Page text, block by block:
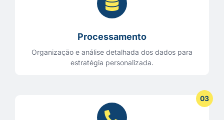
Processamento
Organização e análise detalhada dos dados para
estratégia personalizada.
03